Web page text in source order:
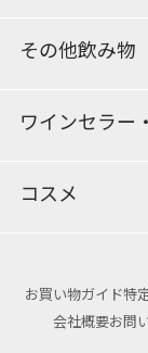
その他飲み物
ワインセラー
コスメ
お買い物ガイド特
会社概要お問